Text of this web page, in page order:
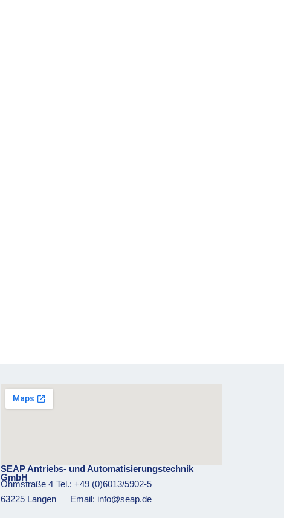
SEAP Antriebs- und Automatisierungstechnik
GmbH
Ohmstraße 4
63225 Langen
Tel.: +49 (0)6013/5902-5
Email: info@seap.de